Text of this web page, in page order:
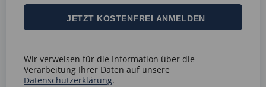
Wir verweisen für die Information über die
Verarbeitung Ihrer Daten auf unsere
Datenschutzerklärung.